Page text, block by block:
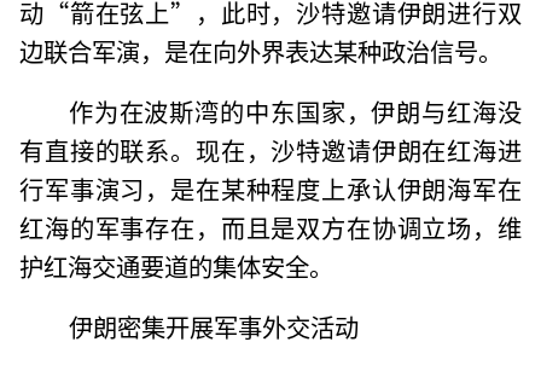
动“箭在弦上”，此时，沙特邀请伊朗进行双
边联合军演，是在向外界表达某种政治信号。
作为在波斯湾的中东国家，伊朗与红海没
有直接的联系。现在，沙特邀请伊朗在红海进
行军事演习，是在某种程度上承认伊朗海军在
红海的军事存在，而且是双方在协调立场，维
护红海交通要道的集体安全。
伊朗密集开展军事外交活动